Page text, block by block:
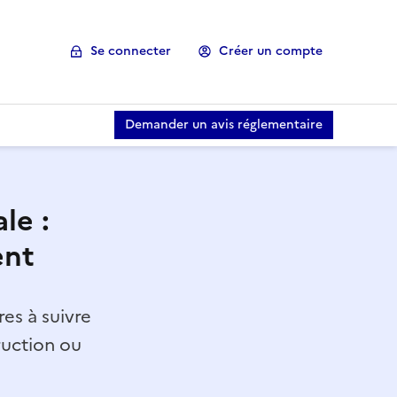
Se connecter Créer un compte
Demander un avis réglementaire
:
à suivre
ou